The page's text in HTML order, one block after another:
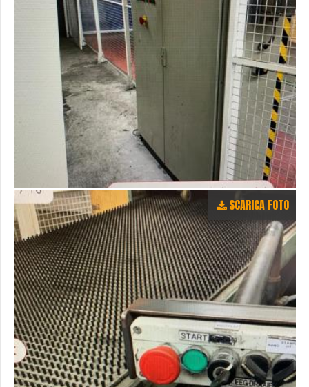
SCARICA FOTO